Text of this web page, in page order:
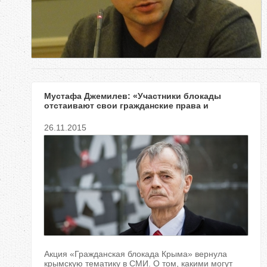
е
ь
Мустафа Джемилев: «Участники блокады
отстаивают свои гражданские права и
26.11.2015
Акция «Гражданская блокада Крыма» вернула
крымскую тематику в СМИ. О том, какими могут